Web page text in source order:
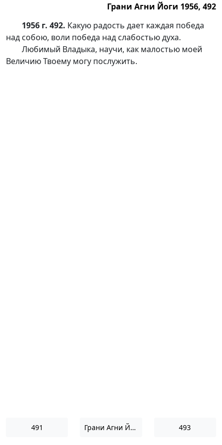
Грани Агни Йоги 1956, 492
1956 г. 492. Какую радость дает каждая победа
над собою, воли победа над слабостью духа.
Любимый Владыка, научи, как малостью моей
Величию Твоему могу послужить.
491 Грани Агни Йоги 1956 493